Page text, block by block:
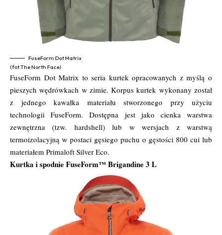
FuseForm Dot Matrix
(fot.The North Face)
FuseForm Dot Matrix to seria kurtek opracowanych z myślą o
pieszych wędrówkach w zimie. Korpus kurtek wykonany został
z jednego kawałka materiału stworzonego przy użyciu
technologii FuseForm. Dostępna jest jako cienka warstwa
zewnętrzna (tzw. hardshell) lub w wersjach z warstwą
termoizolacyjną w postaci gęsiego puchu o gęstości 800 cui lub
materiałem Primaloft Silver Eco.
Kurtka i spodnie FuseForm™ Brigandine 3 L